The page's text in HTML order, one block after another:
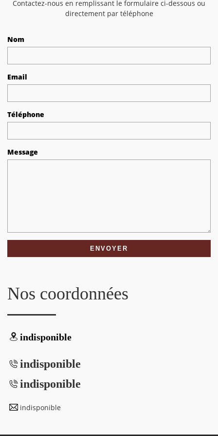
Contactez-nous en remplissant le formulaire ci-dessous ou
directement par téléphone
Nom
Email
Téléphone
Message
Nos coordonnées
indisponible
indisponible
indisponible
indisponible